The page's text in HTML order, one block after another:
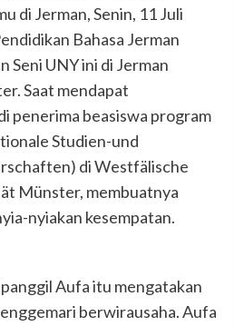
di Jerman, Senin, 11 Juli
Bahasa Jerman
Seni UNY ini di Jerman
Saat mendapat
penerima beasiswa program
Studien-und
di Westfälische
Münster, membuatnya
nyiakan kesempatan.
Aufa itu mengatakan
berwirausaha. Aufa